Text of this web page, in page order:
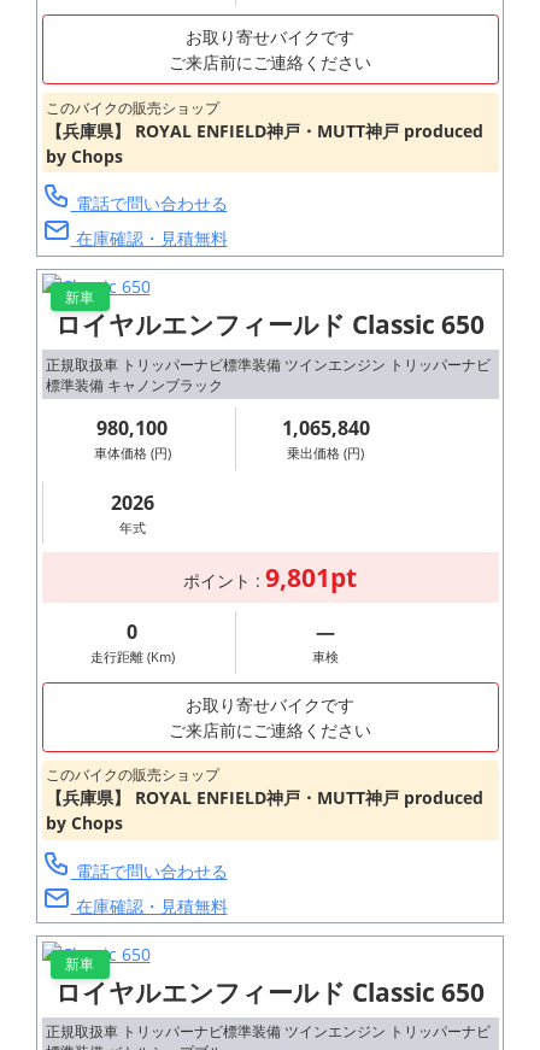
お取り寄せバイクです
ご来店前にご連絡ください
このバイクの販売ショップ
【兵庫県】 ROYAL ENFIELD神戸・MUTT神戸 produced
by Chops
電話で問い合わせる
在庫確認・見積無料
新車
ロイヤルエンフィールド Classic 650
正規取扱車 トリッパーナビ標準装備 ツインエンジン トリッパーナビ
標準装備 キャノンブラック
980,100
車体価格 (円)
1,065,840
乗出価格 (円)
2026
年式
ポイント : 9,801pt
0
走行距離 (Km)
―
車検
お取り寄せバイクです
ご来店前にご連絡ください
このバイクの販売ショップ
【兵庫県】 ROYAL ENFIELD神戸・MUTT神戸 produced
by Chops
電話で問い合わせる
在庫確認・見積無料
新車
ロイヤルエンフィールド Classic 650
正規取扱車 トリッパーナビ標準装備 ツインエンジン トリッパーナビ